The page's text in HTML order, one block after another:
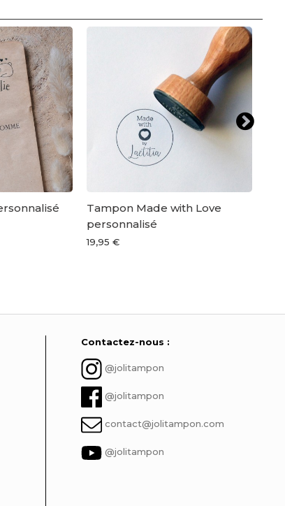
Tampon Made with Love
personnalisé
19,95 €
Contactez-nous :
@jolitampon
@jolitampon
contact@jolitampon.com
@jolitampon
Inscrivez-vous à notre newsletter
Des promos exclusives, nos nouvelles créations, tout pour les
amoureux des tampons !